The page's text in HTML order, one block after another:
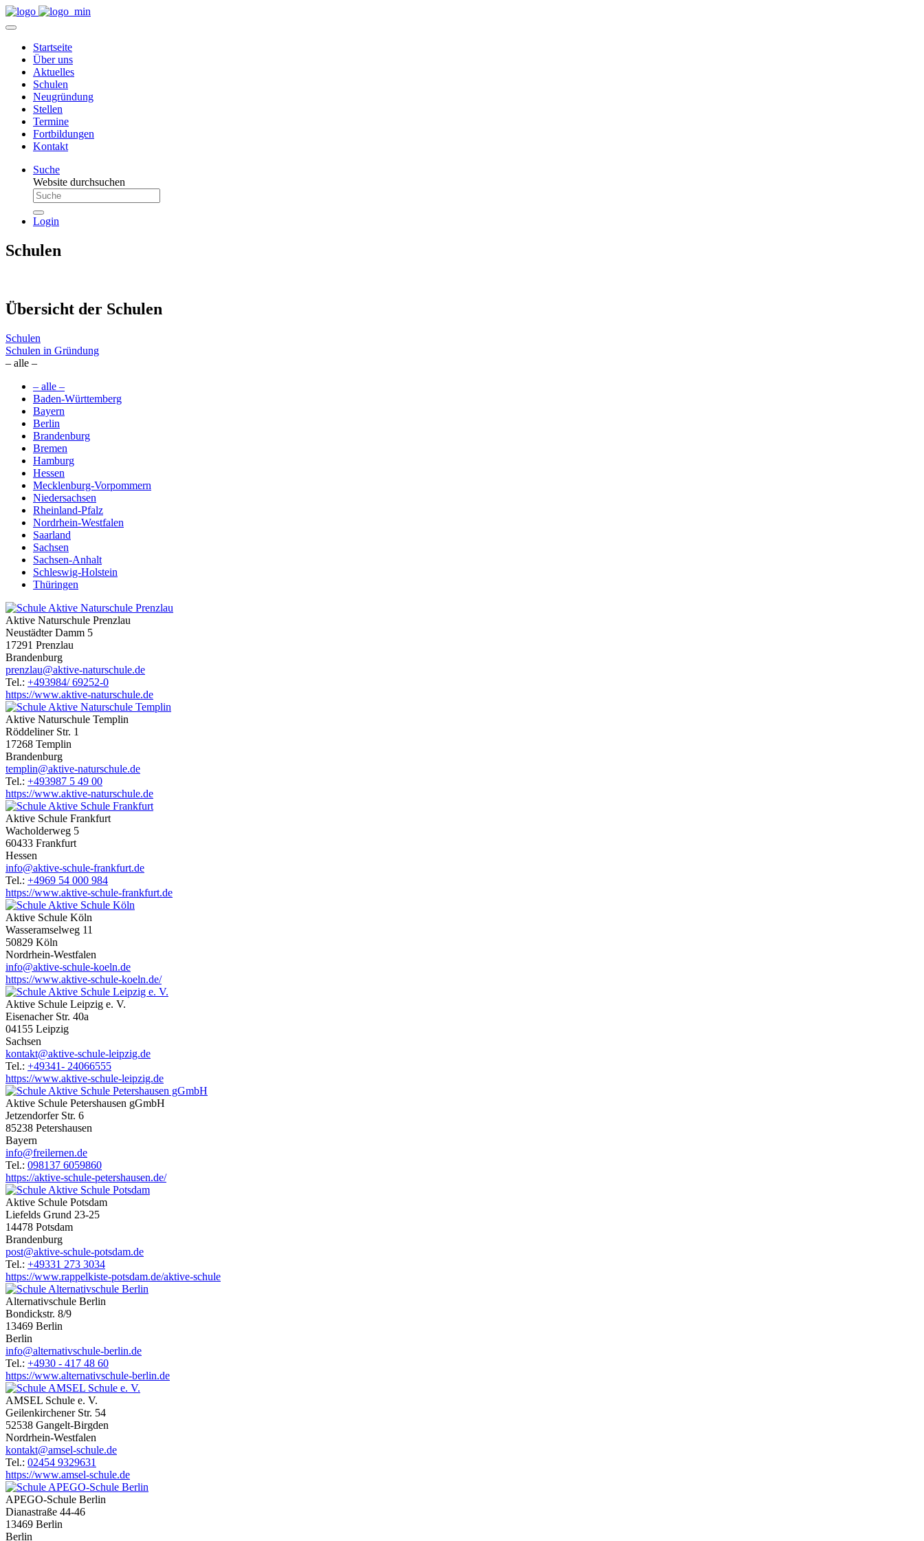
Startseite
Über uns
Aktuelles
Schulen
Neugründung
Stellen
Termine
Fortbildungen
Kontakt
Suche
Website durchsuchen
Login
Schulen
Übersicht der Schulen
Schulen
Schulen in Gründung
– alle –
– alle –
Baden-Württemberg
Bayern
Berlin
Brandenburg
Bremen
Hamburg
Hessen
Mecklenburg-Vorpommern
Niedersachsen
Rheinland-Pfalz
Nordrhein-Westfalen
Saarland
Sachsen
Sachsen-Anhalt
Schleswig-Holstein
Thüringen
Aktive Naturschule Prenzlau
Neustädter Damm 5
17291 Prenzlau
Brandenburg
prenzlau@aktive-naturschule.de
Tel.: +493984/ 69252-0
https://www.aktive-naturschule.de
Aktive Naturschule Templin
Röddeliner Str. 1
17268 Templin
Brandenburg
templin@aktive-naturschule.de
Tel.: +493987 5 49 00
https://www.aktive-naturschule.de
Aktive Schule Frankfurt
Wacholderweg 5
60433 Frankfurt
Hessen
info@aktive-schule-frankfurt.de
Tel.: +4969 54 000 984
https://www.aktive-schule-frankfurt.de
Aktive Schule Köln
Wasseramselweg 11
50829 Köln
Nordrhein-Westfalen
info@aktive-schule-koeln.de
https://www.aktive-schule-koeln.de/
Aktive Schule Leipzig e. V.
Eisenacher Str. 40a
04155 Leipzig
Sachsen
kontakt@aktive-schule-leipzig.de
Tel.: +49341- 24066555
https://www.aktive-schule-leipzig.de
Aktive Schule Petershausen gGmbH
Jetzendorfer Str. 6
85238 Petershausen
Bayern
info@freilernen.de
Tel.: 098137 6059860
https://aktive-schule-petershausen.de/
Aktive Schule Potsdam
Liefelds Grund 23-25
14478 Potsdam
Brandenburg
post@aktive-schule-potsdam.de
Tel.: +49331 273 3034
https://www.rappelkiste-potsdam.de/aktive-schule
Alternativschule Berlin
Bondickstr. 8/9
13469 Berlin
Berlin
info@alternativschule-berlin.de
Tel.: +4930 - 417 48 60
https://www.alternativschule-berlin.de
AMSEL Schule e. V.
Geilenkirchener Str. 54
52538 Gangelt-Birgden
Nordrhein-Westfalen
kontakt@amsel-schule.de
Tel.: 02454 9329631
https://www.amsel-schule.de
APEGO-Schule Berlin
Dianastraße 44-46
13469 Berlin
Berlin